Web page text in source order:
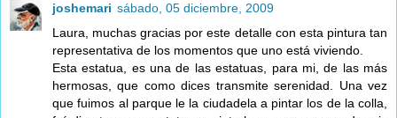
joshemari sábado, 05 diciembre, 2009
Laura, muchas gracias por este detalle con esta pintura tan
representativa de los momentos que uno está viviendo.
Esta estatua, es una de las estatuas, para mi, de las más
hermosas, que como dices transmite serenidad. Una vez
que fuimos al parque le la ciudadela a pintar los de la colla,